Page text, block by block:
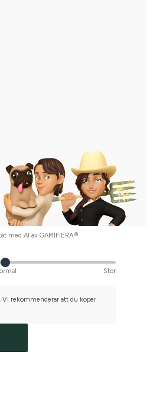
med AI av GAMIFIERA.®
Stor
Vi rekommenderar att du köper